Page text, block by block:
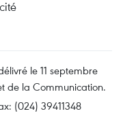
le 11 septembre
de la Communication.
(024) 39411348